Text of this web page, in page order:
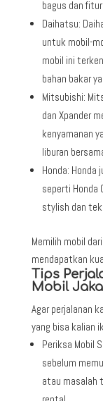
bagus dan
Daihatsu:
untuk mobil-
mobil ini
bahan bakar
Mitsubishi:
dan Xpander
kenyamanan
liburan
Honda: Honda
seperti Honda
stylish dan
Memilih mobil
mendapatkan
Tips
Mobil
Agar perjalanan
yang bisa kalian
Periksa Mobil
sebelum
atau masalah